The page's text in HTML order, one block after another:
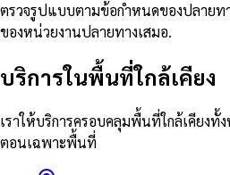
ตรวจรูปแบบตามข้อกำหนดของปลายท
ของหน่วยงานปลายทางเสมอ.
บริการในพื้นที่ใกล้เคียง
เราให้บริการครอบคลุมพื้นที่ใกล้เคียงทั้
ตอนเฉพาะพื้นที่